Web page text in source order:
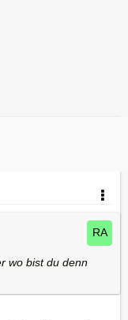
wo bist du denn